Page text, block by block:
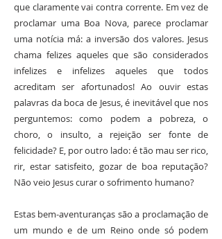
que claramente vai contra corrente. Em vez de
proclamar uma Boa Nova, parece proclamar
uma notícia má: a inversão dos valores. Jesus
chama felizes aqueles que são considerados
infelizes e infelizes aqueles que todos
acreditam ser afortunados! Ao ouvir estas
palavras da boca de Jesus, é inevitável que nos
perguntemos: como podem a pobreza, o
choro, o insulto, a rejeição ser fonte de
felicidade? E, por outro lado: é tão mau ser rico,
rir, estar satisfeito, gozar de boa reputação?
Não veio Jesus curar o sofrimento humano?
Estas bem-aventuranças são a proclamação de
um mundo e de um Reino onde só podem